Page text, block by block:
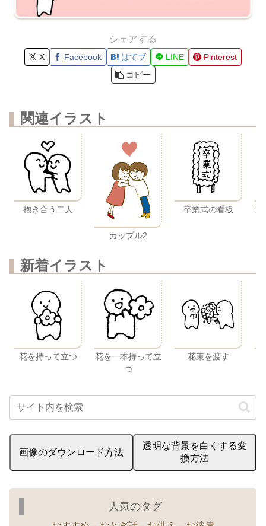
シェアする
X Facebook はてブ LINE
Pinterest
コピー
関連イラスト
抱き合う二人
カップル2
卒業式の看板 渦
新着イラスト
花を持って立つ
花を一本持って立
つ
花束を渡す
画像のダウンロード方法
透明な背景を白くする変
換方法
人気のタグ